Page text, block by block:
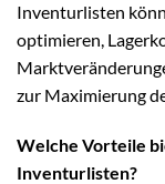
Inventurlisten
optimieren,
zur Maximierung
Welche Vorteile
Inventurlisten?